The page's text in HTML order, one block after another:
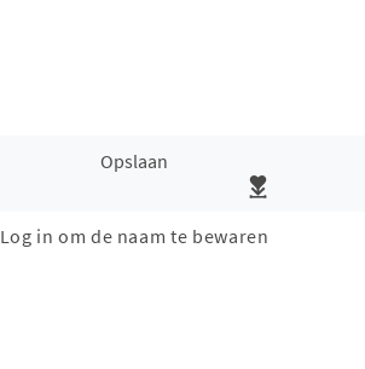
Opslaan
Log in om de naam te bewaren